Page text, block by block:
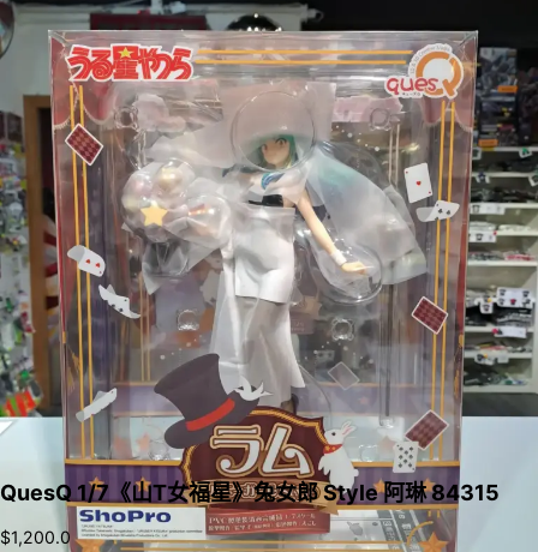
QuesQ 1/7《山T女福星》兔女郎 Style 阿琳 84315
$1,200.0